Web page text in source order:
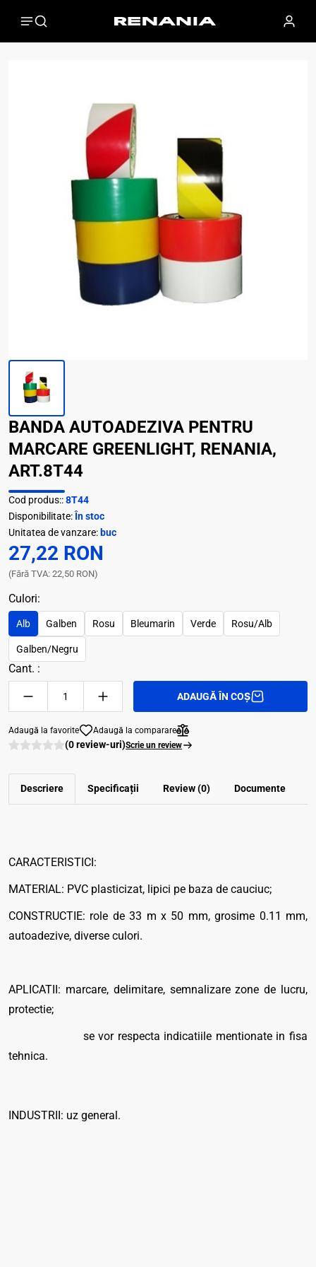
BANDA AUTOADEZIVA PENTRU
MARCARE GREENLIGHT, RENANIA,
ART.8T44
Cod produs::8T44
Disponibilitate: În stoc
Unitatea de vanzare: buc
27,22 RON
(Fără TVA: 22,50 RON)
Culori:
Alb Galben Rosu Bleumarin Verde Rosu/Alb
Galben/Negru
Cant. :
ADAUGĂ ÎN COȘ
Adaugă la favorite Adaugă la comparare
(0 review-uri)Scrie un review
Descriere Specificații Review (0) Documente
CARACTERISTICI:
MATERIAL: PVC plasticizat, lipici pe baza de cauciuc;
CONSTRUCTIE: role de 33 m x 50 mm, grosime 0.11 mm,
autoadezive, diverse culori.
APLICATII: marcare, delimitare, semnalizare zone de lucru,
protectie;
se vor respecta indicatiile mentionate in fisa
tehnica.
INDUSTRII: uz general.